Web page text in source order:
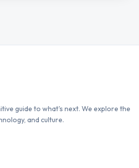
guide to what's next. We explore the
and culture.